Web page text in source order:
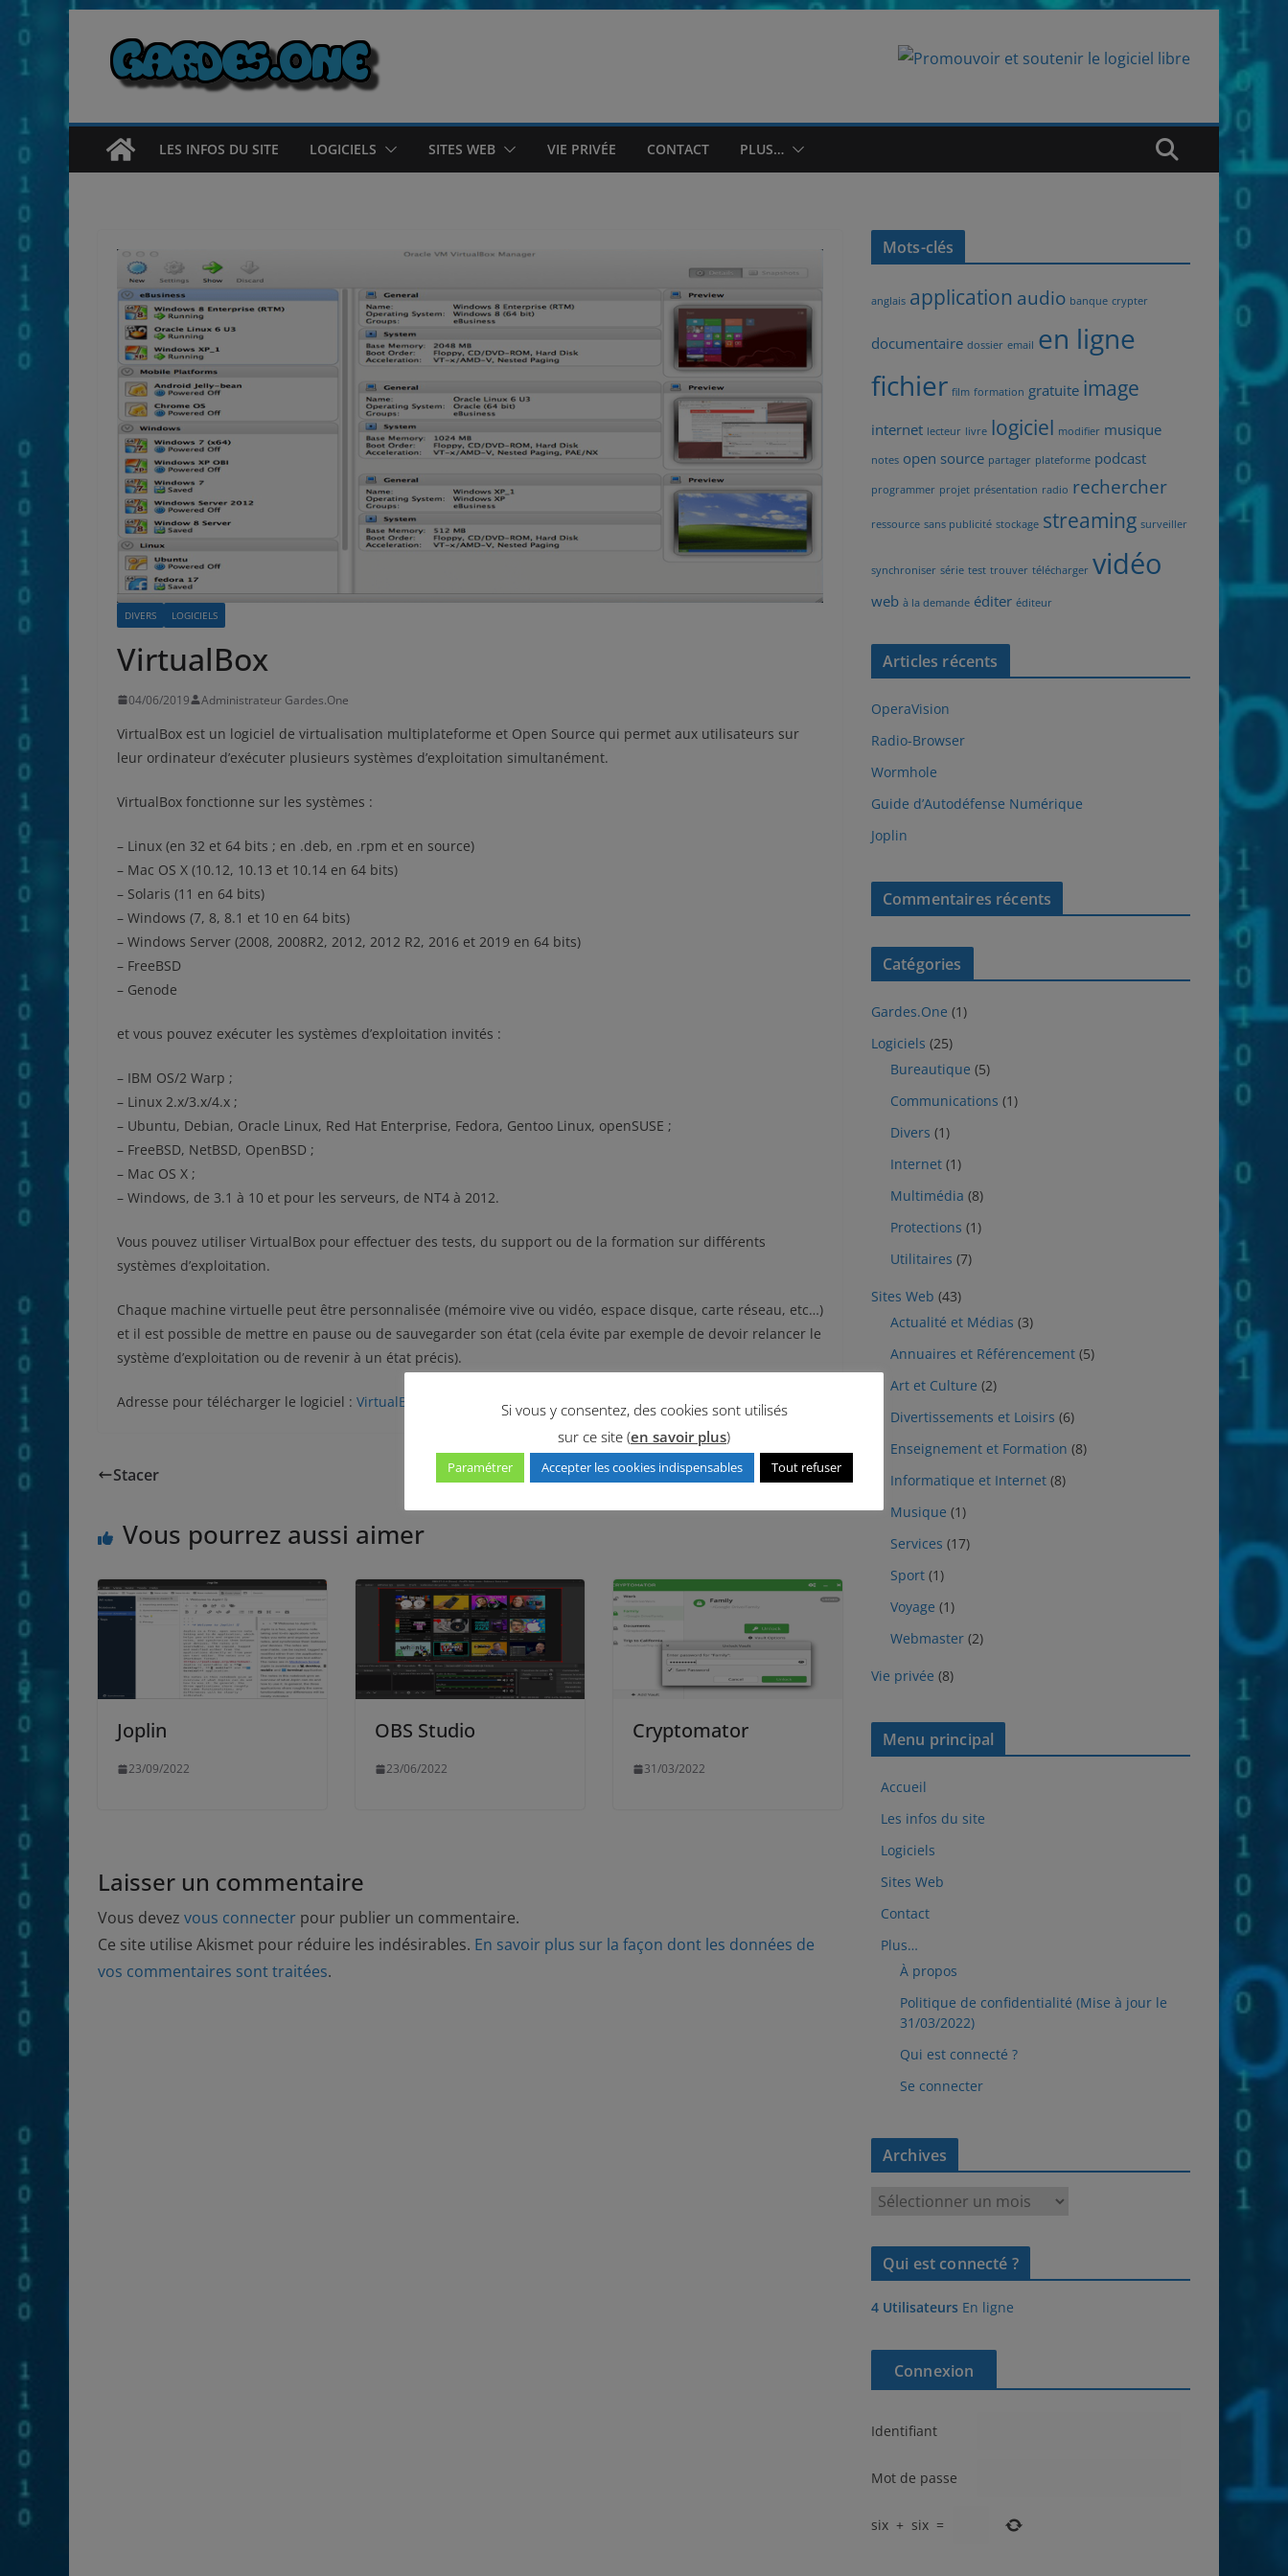
au
contenu
LES INFOS DU SITE LOGICIELS SITES WEB VIE PRIVÉE CONTACT PLUS…
DIVERS LOGICIELS
VirtualBox
04/06/2019 Administrateur Gardes.One
VirtualBox est un logiciel de virtualisation multiplateforme et Open Source qui permet aux utilisateurs sur
leur ordinateur d’exécuter plusieurs systèmes d’exploitation simultanément.
VirtualBox fonctionne sur les systèmes :
– Linux (en 32 et 64 bits ; en .deb, en .rpm et en source)
– Mac OS X (10.12, 10.13 et 10.14 en 64 bits)
– Solaris (11 en 64 bits)
– Windows (7, 8, 8.1 et 10 en 64 bits)
– Windows Server (2008, 2008R2, 2012, 2012 R2, 2016 et 2019 en 64 bits)
– FreeBSD
– Genode
et vous pouvez exécuter les systèmes d’exploitation invités :
– IBM OS/2 Warp ;
– Linux 2.x/3.x/4.x ;
– Ubuntu, Debian, Oracle Linux, Red Hat Enterprise, Fedora, Gentoo Linux, openSUSE ;
– FreeBSD, NetBSD, OpenBSD ;
– Mac OS X ;
– Windows, de 3.1 à 10 et pour les serveurs, de NT4 à 2012.
Vous pouvez utiliser VirtualBox pour effectuer des tests, du support ou de la formation sur différents
systèmes d’exploitation.
Chaque machine virtuelle peut être personnalisée (mémoire vive ou vidéo, espace disque, carte réseau, etc…)
et il est possible de mettre en pause ou de sauvegarder son état (cela évite par exemple de devoir relancer le
système d’exploitation ou de revenir à un état précis).
Adresse pour télécharger le logiciel : VirtualBox
Stacer Speedtest by Ookla
Vous pourrez aussi aimer
Joplin
23/09/2022
OBS Studio
23/06/2022
Cryptomator
31/03/2022
Laisser un commentaire
Vous devez vous connecter pour publier un commentaire.
Ce site utilise Akismet pour réduire les indésirables. En savoir plus sur la façon dont les données de
vos commentaires sont traitées.
Mots-clés
anglais application audio banque crypter
documentaire dossier email en ligne
fichier film formation gratuite image
internet lecteur livre logiciel modifier musique
notes open source partager plateforme podcast
programmer projet présentation radio rechercher
ressource sans publicité stockage streaming surveiller
synchroniser série test trouver télécharger vidéo
web à la demande éditer éditeur
Articles récents
OperaVision
Radio-Browser
Wormhole
Guide d’Autodéfense Numérique
Joplin
Commentaires récents
Catégories
Gardes.One (1)
Logiciels (25)
Bureautique (5)
Communications (1)
Divers (1)
Internet (1)
Multimédia (8)
Protections (1)
Utilitaires (7)
Sites Web (43)
Actualité et Médias (3)
Annuaires et Référencement (5)
Art et Culture (2)
Divertissements et Loisirs (6)
Enseignement et Formation (8)
Informatique et Internet (8)
Musique (1)
Services (17)
Sport (1)
Voyage (1)
Webmaster (2)
Vie privée (8)
Menu principal
Accueil
Les infos du site
Logiciels
Sites Web
Contact
Plus…
À propos
Politique de confidentialité (Mise à jour le
31/03/2022)
Qui est connecté ?
Se connecter
Archives
c
v
Qui est connecté ?
4 Utilisateurs En ligne
Connexion
Identifiant
Mot de passe
six + six =
Si vous y consentez, des cookies sont utilisés
sur ce site (en savoir plus)
Paramétrer Accepter les cookies indispensables Tout refuser